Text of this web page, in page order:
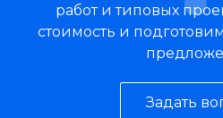
работ и типовых
стоимость и
Задать